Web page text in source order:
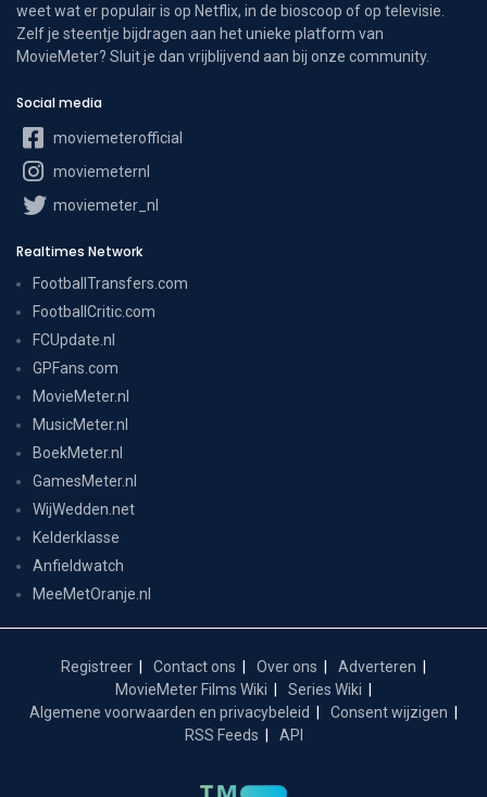
weet wat er populair is op Netflix, in de bioscoop of op televisie.
Zelf je steentje bijdragen aan het unieke platform van
MovieMeter? Sluit je dan vrijblijvend aan bij onze community.
Social media
moviemeterofficial
moviemeternl
moviemeter_nl
Realtimes Network
FootballTransfers.com
FootballCritic.com
FCUpdate.nl
GPFans.com
MovieMeter.nl
MusicMeter.nl
BoekMeter.nl
GamesMeter.nl
WijWedden.net
Kelderklasse
Anfieldwatch
MeeMetOranje.nl
Registreer Contact ons Over ons
Adverteren
MovieMeter Films Wiki
Series Wiki
Algemene voorwaarden en privacybeleid
Consent wijzigen
RSS Feeds
API